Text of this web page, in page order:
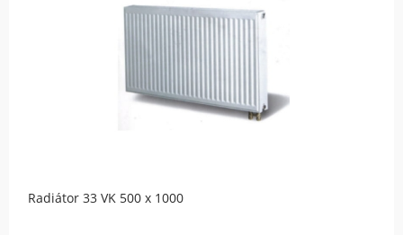
Radiátor 33 VK 500 x 1000